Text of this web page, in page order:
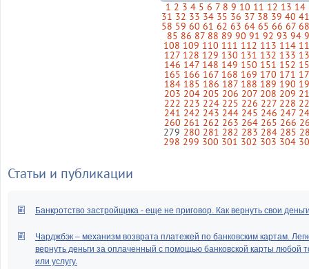
1 2 3 4 5 6 7 8 9 10 11 12 13 14
31 32 33 34 35 36 37 38 39 40
58 59 60 61 62 63 64 65 66 67 68
85 86 87 88 89 90 91 92 93 94
108 109 110 111 112 113 114
127 128 129 130 131 132 133
146 147 148 149 150 151 152
165 166 167 168 169 170 171
184 185 186 187 188 189 190
203 204 205 206 207 208 209
222 223 224 225 226 227 228
241 242 243 244 245 246 247
260 261 262 263 264 265 266
279 280 281 282 283 284 285
298 299 300 301 302 303 304
Статьи и публикации
Банкротство застройщика - еще не приговор. Как вернуть свои
Чарджбэк – механизм возврата платежей по банковским картам.
вернуть деньги за оплаченный с помощью банковской карты любой
или услугу.